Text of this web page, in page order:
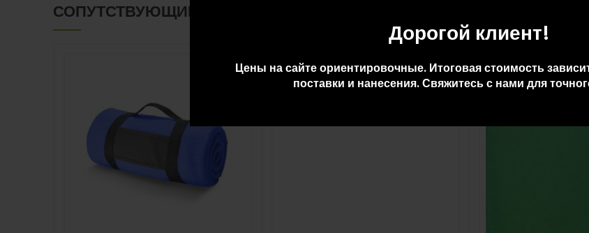
Дорогой клиент!
Цены на сайте ориентировочные. Итоговая стоимость
поставки и нанесения. Свяжитесь с нами для
СОПУТСТВУЮЩИЕ ТОВАРЫ